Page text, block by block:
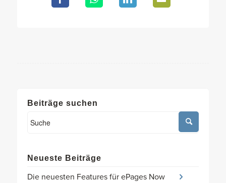
Beiträge suchen
Neueste Beiträge
Die neuesten Features für ePages Now